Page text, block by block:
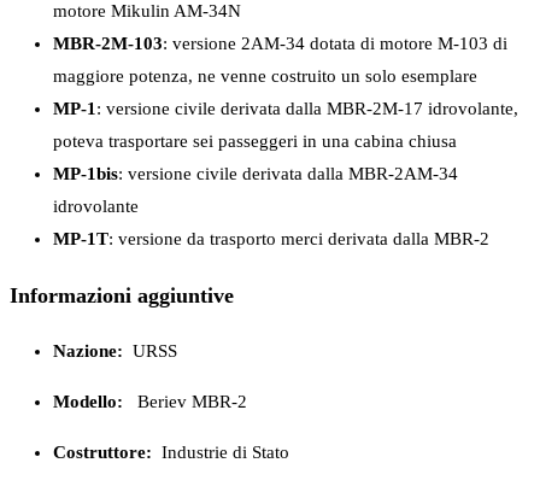
motore Mikulin AM-34N
MBR-2M-103: versione 2AM-34 dotata di motore M-103 di
maggiore potenza, ne venne costruito un solo esemplare
MP-1 : versione civile derivata dalla MBR-2M-17 idrovolante,
poteva trasportare sei passeggeri in una cabina chiusa
MP-1bis: versione civile derivata dalla MBR-2AM-34
idrovolante
MP-1T: versione da trasporto merci derivata dalla MBR-2
Informazioni aggiuntive
Nazione: URSS
Modello: Beriev MBR-2
Costruttore: Industrie di Stato